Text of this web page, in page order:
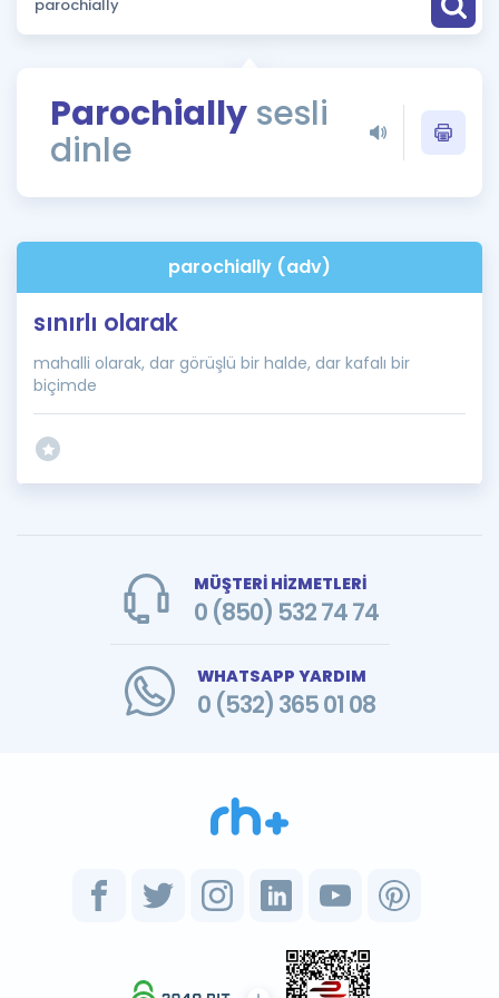
Puan Hesaplama
ÖSYM Sınav Takvimi
Kampanyalar
İngilizce Gramer
Parochially sesli
dinle
parochially (adv)
sınırlı olarak
mahalli olarak, dar görüşlü bir halde, dar kafalı bir
biçimde
MÜŞTERİ HİZMETLERİ
0 (850) 532 74 74
WHATSAPP YARDIM
0 (532) 365 01 08